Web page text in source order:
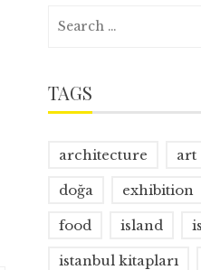
TAGS
architecture art
doğa exhibition
food island
istanbul kitapları